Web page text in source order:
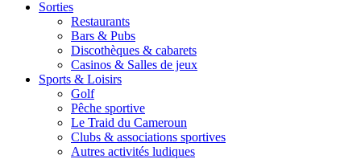
Sorties
Restaurants
Bars & Pubs
Discothèques & cabarets
Casinos & Salles de jeux
Sports & Loisirs
Golf
Pêche sportive
Le Traid du Cameroun
Clubs & associations sportives
Autres activités ludiques